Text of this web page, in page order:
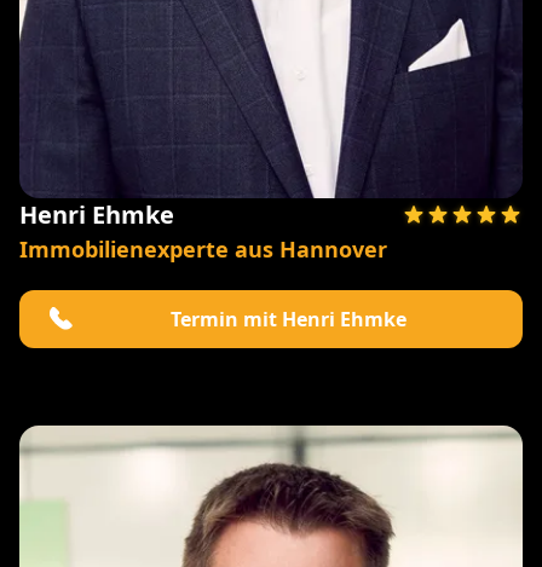
Henri Ehmke
Immobilienexperte aus Hannover
Termin mit Henri Ehmke